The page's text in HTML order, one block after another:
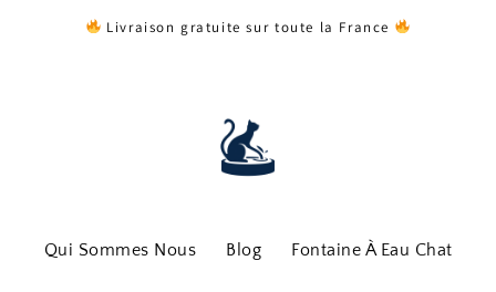
Livraison gratuite sur toute la France
Qui Sommes Nous Blog Fontaine À Eau Chat